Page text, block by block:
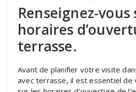
Renseignez-vous
horaires
terrasse.
Avant de planifier votre visite
avec terrasse, il est essentiel de